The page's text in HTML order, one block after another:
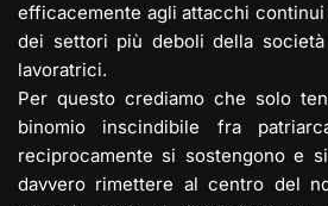
efficacemente agli attacchi
dei settori più deboli della
lavoratrici.
Per questo crediamo che solo
binomio inscindibile fra
reciprocamente si sostengono e
davvero rimettere al centro del